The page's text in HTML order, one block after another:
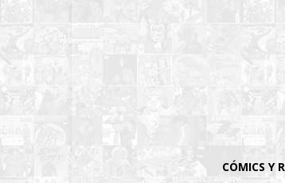
CÓMICS Y